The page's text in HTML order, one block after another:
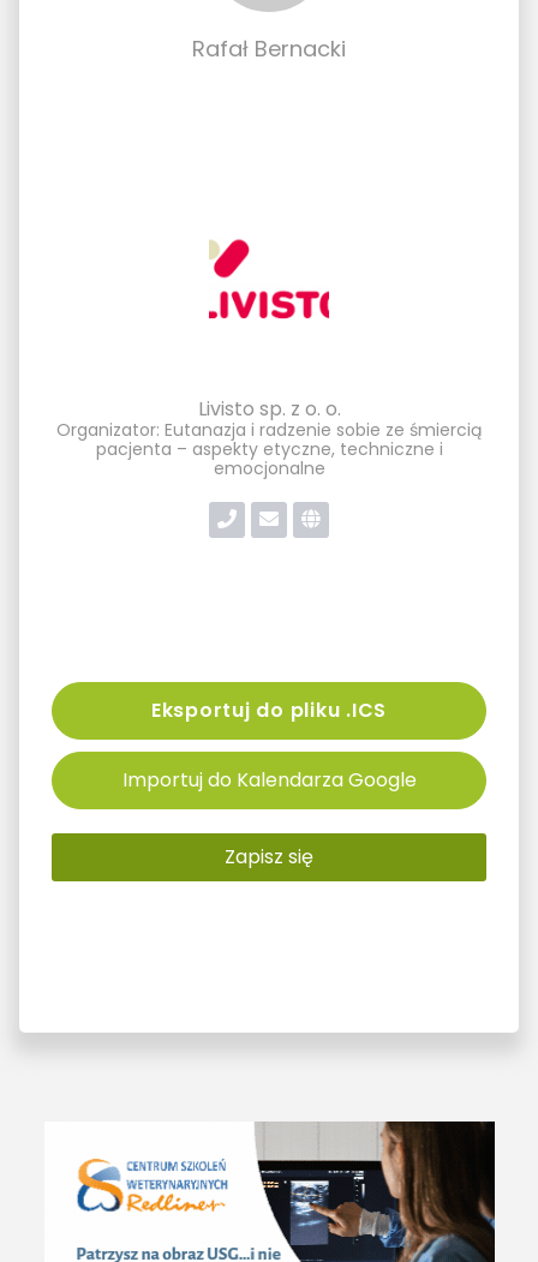
Rafał Bernacki
Livisto sp. z o. o.
Organizator: Eutanazja i radzenie sobie ze śmiercią
pacjenta – aspekty etyczne, techniczne i
emocjonalne
Eksportuj do pliku .ICS
Importuj do Kalendarza Google
Zapisz się